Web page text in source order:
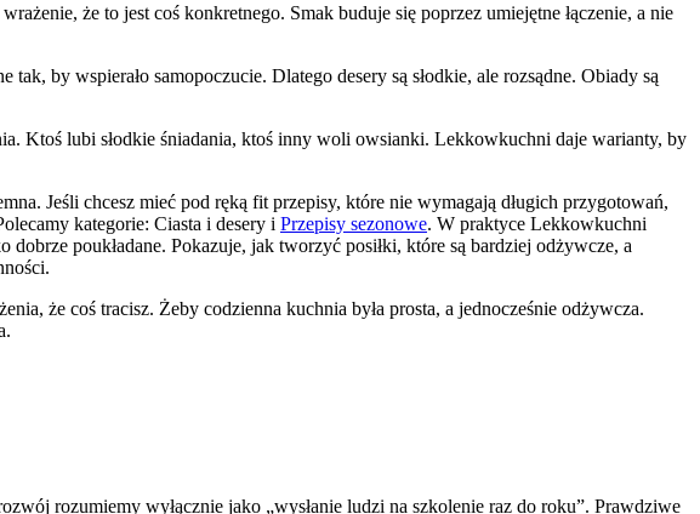
że to jest coś konkretnego. Smak buduje się poprzez umiejętne łączenie, a nie
by wspierało samopoczucie. Dlatego desery są słodkie, ale rozsądne. Obiady są
Ktoś lubi słodkie śniadania, ktoś inny woli owsianki. Lekkowkuchni daje warianty, by
Jeśli chcesz mieć pod ręką fit przepisy, które nie wymagają długich przygotowań,
kategorie: Ciasta i desery i Przepisy sezonowe. W praktyce Lekkowkuchni
poukładane. Pokazuje, jak tworzyć posiłki, które są bardziej odżywcze, a
że coś tracisz. Żeby codzienna kuchnia była prosta, a jednocześnie odżywcza.
rozumiemy wyłącznie jako „wysłanie ludzi na szkolenie raz do roku”. Prawdziwe